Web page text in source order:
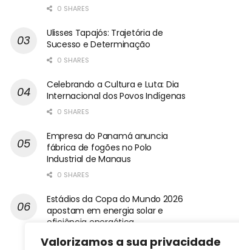
Valorizamos a sua privacidade
0 SHARES
Ulisses Tapajós: Trajetória de
Sucesso e Determinação
0 SHARES
Celebrando a Cultura e Luta: Dia
Internacional dos Povos Indígenas
0 SHARES
Empresa do Panamá anuncia
fábrica de fogões no Polo
Industrial de Manaus
0 SHARES
Estádios da Copa do Mundo 2026
apostam em energia solar e
eficiência energética
0 SHARES